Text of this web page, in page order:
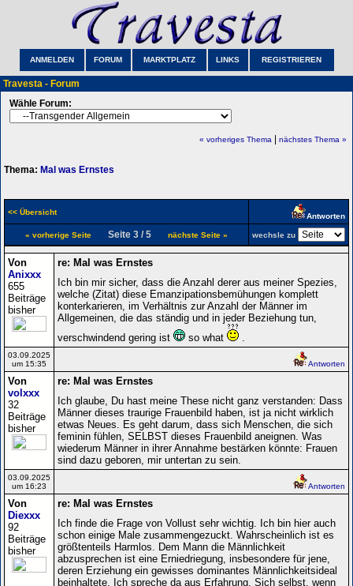
ANMELDEN FORUM MARKTPLATZ LINKS REGISTRIEREN
Travesta - Forum
Wähle Forum:
« vorheriges Thema nächstes Thema »
Thema: Mal was Ernstes
<< Übersicht Antworten
« vorherige Seite Seite 3 / 5 nächste Seite » wechsle zu
Von
Anixxx
655
Beiträge
bisher
re: Mal was Ernstes
Ich bin mir sicher, dass die Anzahl derer aus meiner Spezies,
welche (Zitat) diese Emanzipationsbemühungen komplett
konterkarieren, im Verhältnis zur Anzahl der Männer im
Allgemeinen, die das ständig und in jeder Beziehung tun,
verschwindend gering ist
so what
03.09.2025
um 15:35
Antworten
Von
volxxx
32
Beiträge
bisher
re: Mal was Ernstes
Ich glaube, Du hast meine These nicht ganz verstanden: Dass
Männer dieses traurige Frauenbild haben, ist ja nicht wirklich
etwas Neues. Es geht darum, dass sich Menschen, die sich
feminin fühlen, SELBST dieses Frauenbild aneignen. Was
wiederum Männer in ihrer Annahme bestärken könnte: Frauen
sind dazu geboren, mir untertan zu sein.
03.09.2025
um 16:23
Antworten
Von
Diexxx
92
Beiträge
bisher
re: Mal was Ernstes
Ich finde die Frage von Vollust sehr wichtig. Ich bin hier auch
schon einige Male zusammengezuckt. Wahrscheinlich ist es
größtenteils Harmlos. Dem Mann die Männlichkeit
abzusprechen ist eine Erniedriegung, insbesondere für jene,
deren Erziehung ein gewisses dominantes Männlichkeitsideal
beinhaltete. Ich spreche da aus Erfahrung. Sich selbst, wenn